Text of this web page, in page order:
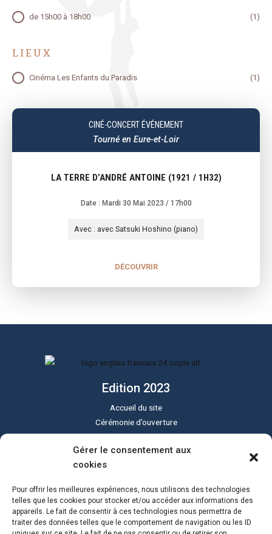
Gérer le consentement aux
cookies
Pour offrir les meilleures expériences, nous utilisons des technologies
telles que les cookies pour stocker et/ou accéder aux informations des
appareils. Le fait de consentir à ces technologies nous permettra de
traiter des données telles que le comportement de navigation ou les ID
TRANCHE HORAIRE
de 15h00 à 18h00 (1)
LIEUX
LIEUXCinéma Les Enfants du Paradis (1)
CINÉ-CONCERT ÉVÉNEMENT
Tourné en Eure-et-Loir
LA TERRE D’ANDRÉ ANTOINE (1921 / 1H32)
Date : Mardi 30 Mai 2023 / 17h00
Avec : avec Satsuki Hoshino (piano)
DÉCOUVRIR
Edition 2023
Accueil du site
Cérémonie d’ouverture
Cérémonie de clôture
Programme du festival
Le festival Sound of Silent
Actualités
Programme PDF